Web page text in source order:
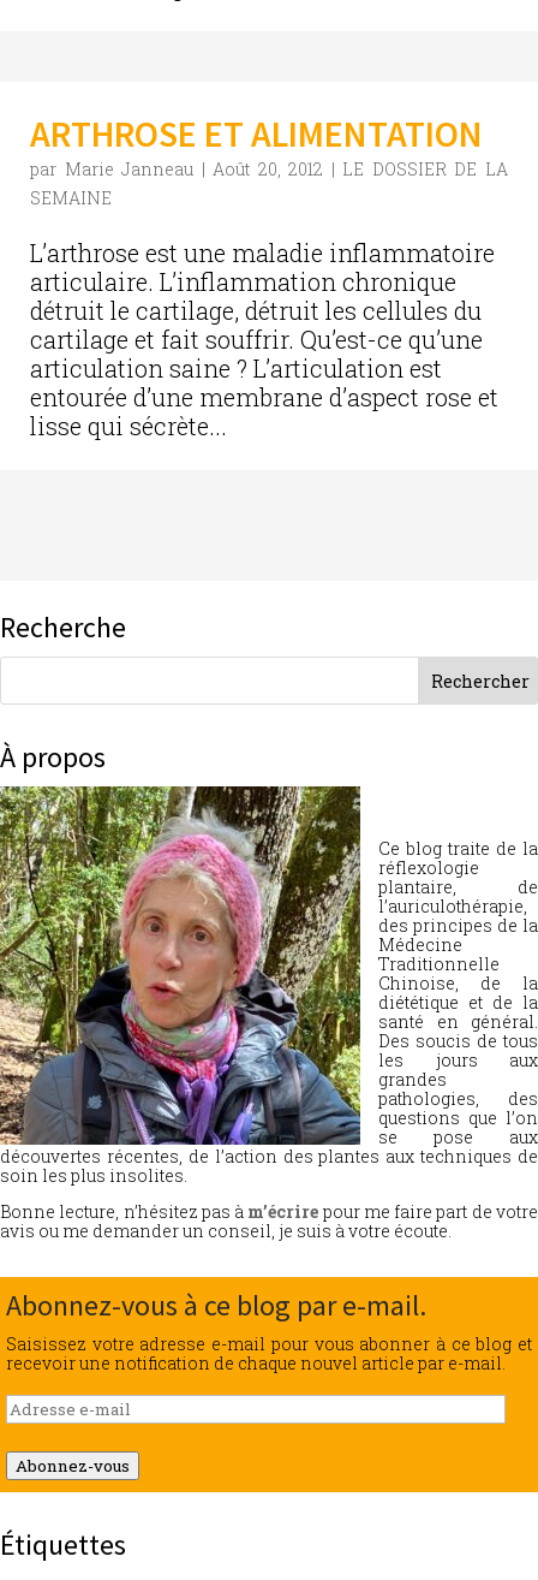
ARTHROSE ET ALIMENTATION
par Marie Janneau |Août 20, 2012 | LE DOSSIER DE LA
SEMAINE
L’arthrose est une maladie inflammatoire
articulaire. L’inflammation chronique
détruit le cartilage, détruit les cellules du
cartilage et fait souffrir. Qu’est-ce qu’une
articulation saine ? L’articulation est
entourée d’une membrane d’aspect rose et
lisse qui sécrète...
Recherche
À propos
Ce blog traite de la
réflexologie
plantaire, de
l’auriculothérapie,
des principes de la
Médecine
Traditionnelle
Chinoise, de la
diététique et de la
santé en général.
Des soucis de tous
les jours aux
grandes
pathologies, des
questions que l’on
se pose aux
découvertes récentes, de l’action des plantes aux techniques de
soin les plus insolites.
Bonne lecture, n’hésitez pas à m’écrire pour me faire part de votre
avis ou me demander un conseil, je suis à votre écoute.
Abonnez-vous à ce blog par e-mail.
Saisissez votre adresse e-mail pour vous abonner à ce blog et
recevoir une notification de chaque nouvel article par e-mail.
Adresse
e-
mail
Abonnez-vous
Étiquettes